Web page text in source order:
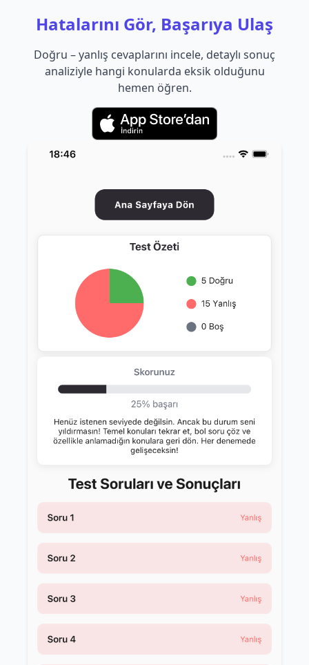
Hatalarını Gör, Başarıya Ulaş
Doğru – yanlış cevaplarını incele, detaylı sonuç
analiziyle hangi konularda eksik olduğunu
hemen öğren.